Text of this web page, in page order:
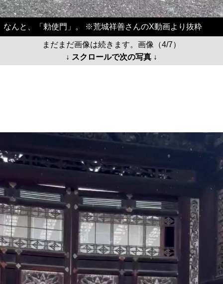
なんと、「勅使門」。 ※荒城祥善さんのX動画より抜粋
まだまだ画像は続きます。画像（4/7）
↓ スクロールで次の写真 ↓